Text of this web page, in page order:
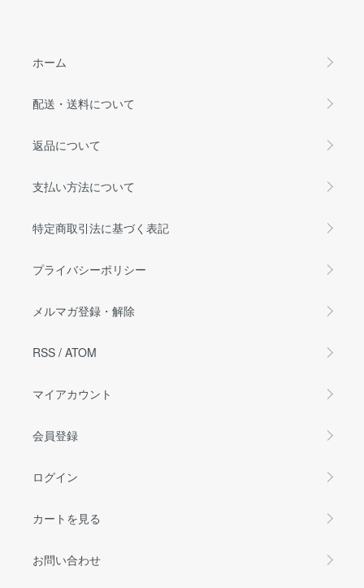
ホーム
配送・送料について
返品について
支払い方法について
特定商取引法に基づく表記
プライバシーポリシー
メルマガ登録・解除
RSS / ATOM
マイアカウント
会員登録
ログイン
カートを見る
お問い合わせ